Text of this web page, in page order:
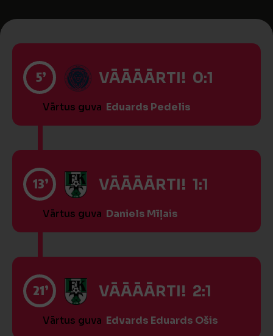
5’ VĀĀĀĀRTI! 0:1
Vārtus guva Eduards Pedelis
13’ VĀĀĀĀRTI! 1:1
Vārtus guva Daniels Mīļais
21’ VĀĀĀĀRTI! 2:1
Vārtus guva Edvards Eduards Ošis